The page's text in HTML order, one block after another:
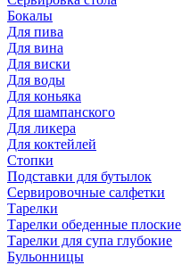
Бокалы
Для пива
Для вина
Для виски
Для воды
Для коньяка
Для шампанского
Для ликера
Для коктейлей
Стопки
Подставки для бутылок
Сервировочные салфетки
Тарелки
Тарелки обеденные плоские
Тарелки для супа глубокие
Бульонницы